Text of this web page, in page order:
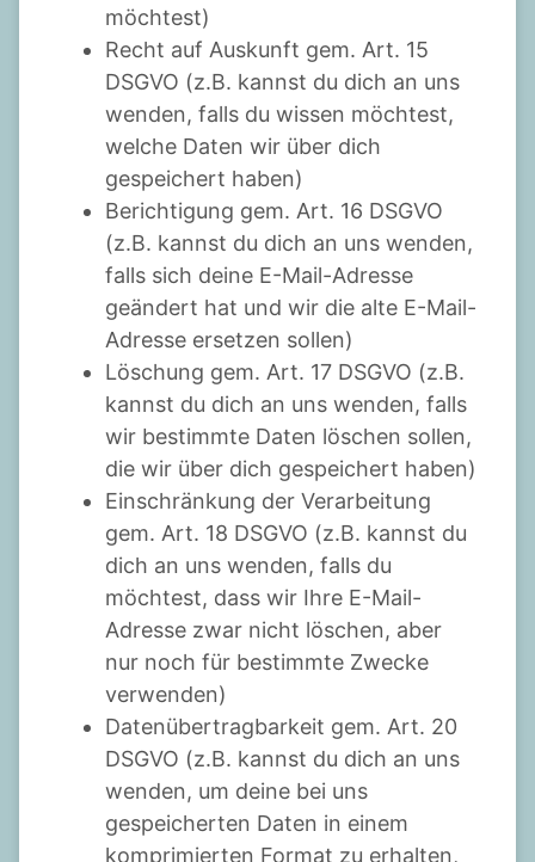
möchtest)
Recht auf Auskunft gem. Art. 15
DSGVO (z.B. kannst du dich an uns
wenden, falls du wissen möchtest,
welche Daten wir über dich
gespeichert haben)
Berichtigung gem. Art. 16 DSGVO
(z.B. kannst du dich an uns wenden,
falls sich deine E-Mail-Adresse
geändert hat und wir die alte E-Mail-
Adresse ersetzen sollen)
Löschung gem. Art. 17 DSGVO (z.B.
kannst du dich an uns wenden, falls
wir bestimmte Daten löschen sollen,
die wir über dich gespeichert haben)
Einschränkung der Verarbeitung
gem. Art. 18 DSGVO (z.B. kannst du
dich an uns wenden, falls du
möchtest, dass wir Ihre E-Mail-
Adresse zwar nicht löschen, aber
nur noch für bestimmte Zwecke
verwenden)
Datenübertragbarkeit gem. Art. 20
DSGVO (z.B. kannst du dich an uns
wenden, um deine bei uns
gespeicherten Daten in einem
komprimierten Format zu erhalten,